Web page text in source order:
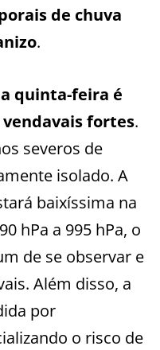
de chuva
.
quinta-feira é
fortes.
severos de
isolado. A
baixíssima na
hPa a 995 hPa, o
de se observar e
Além disso, a
por
o risco de